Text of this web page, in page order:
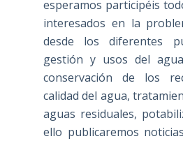
esperamos participéis
interesados en la
desde los diferentes
gestión y usos del
conservación de los
calidad del agua,
aguas residuales,
ello publicaremos